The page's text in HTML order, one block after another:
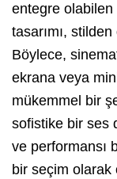
entegre olabilen
tasarımı,
Böylece,
ekrana veya
mükemmel bir
sofistike bir ses
ve performansı
bir seçim olarak